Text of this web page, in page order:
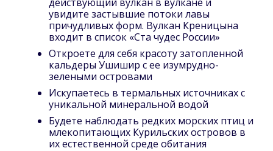
увидите застывшие потоки лавы
причудливых форм. Вулкан Креницына
входит в список «Ста чудес России»
Откроете для себя красоту затопленной
кальдеры Ушишир с ее изумрудно-
зелеными островами
Искупаетесь в термальных источниках с
уникальной минеральной водой
Будете наблюдать редких морских птиц и
млекопитающих Курильских островов в
их естественной среде обитания